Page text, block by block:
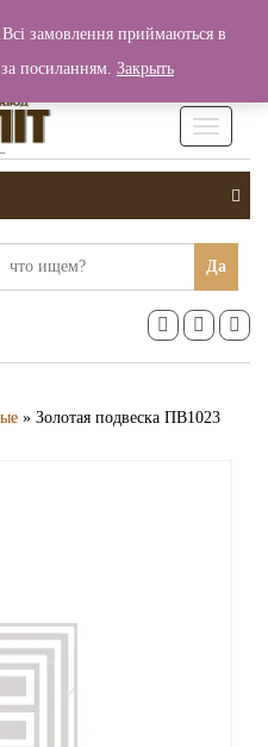
0 грн.
Да
» Золотая подвеска ПВ1023
замовлення приймаються в
за посиланням. Закрыть